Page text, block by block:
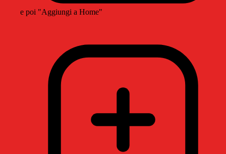
e poi "Aggiungi a Home"